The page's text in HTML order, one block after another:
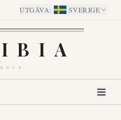
UTGÅVA: SVERIGE